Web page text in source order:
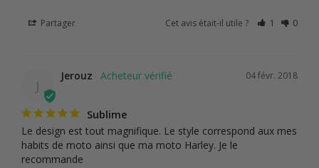
Partager Cet avis était-il utile ? 1 0
J
04 févr. 2018
Jerouz
Sublime
Le design est tout magnifique. Le style correspond aux mes
habits de moto ainsi que ma moto Harley. Je le
recommande